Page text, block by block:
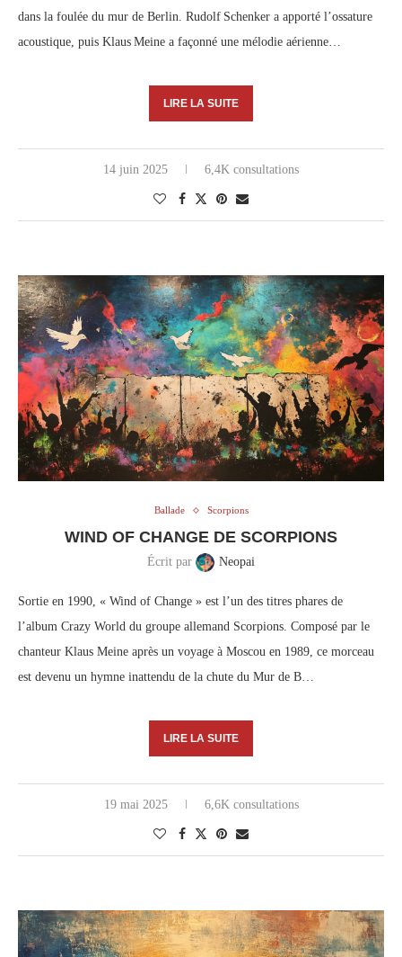
dans la foulée du mur de Berlin. Rudolf Schenker a apporté l’ossature
acoustique, puis Klaus Meine a façonné une mélodie aérienne…
LIRE LA SUITE
14 juin 2025 6,4K consultations
Ballade Scorpions
WIND OF CHANGE DE SCORPIONS
Écrit par Neopai
Sortie en 1990, « Wind of Change » est l’un des titres phares de
l’album Crazy World du groupe allemand Scorpions. Composé par le
chanteur Klaus Meine après un voyage à Moscou en 1989, ce morceau
est devenu un hymne inattendu de la chute du Mur de B…
LIRE LA SUITE
19 mai 2025 6,6K consultations